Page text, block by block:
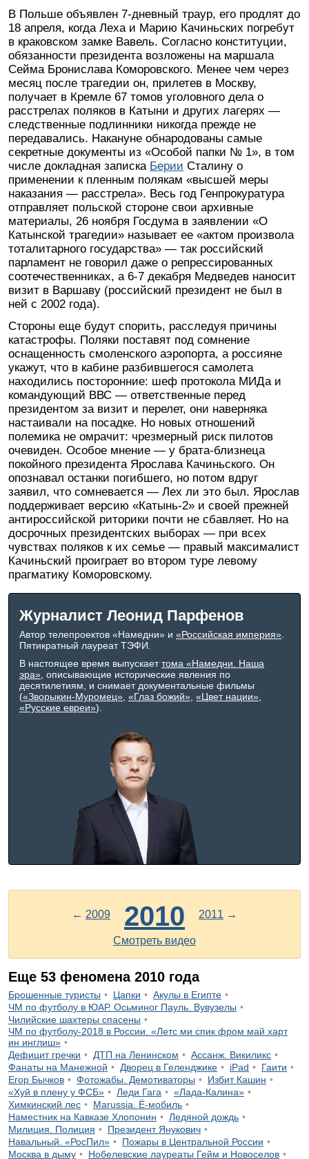
В Польше объявлен 7-дневный траур, его продлят до
18 апреля, когда Леха и Марию Качиньских погребут
в краковском замке Вавель. Согласно конституции,
обязанности президента возложены на маршала
Сейма Бронислава Коморовского. Менее чем через
месяц после трагедии он, прилетев в Москву,
получает в Кремле 67 томов уголовного дела о
расстрелах поляков в Катыни и других лагерях —
следственные подлинники никогда прежде не
передавались. Накануне обнародованы самые
секретные документы из «Особой папки № 1», в том
числе докладная записка Берии Сталину о
применении к пленным полякам «высшей меры
наказания — расстрела». Весь год Генпрокуратура
отправляет польской стороне свои архивные
материалы, 26 ноября Госдума в заявлении «О
Катынской трагедии» называет ее «актом произвола
тоталитарного государства» — так российский
парламент не говорил даже о репрессированных
соотечественниках, а 6-7 декабря Медведев наносит
визит в Варшаву (российский президент не был в
ней с 2002 года).
Стороны еще будут спорить, расследуя причины
катастрофы. Поляки поставят под сомнение
оснащенность смоленского аэропорта, а россияне
укажут, что в кабине разбившегося самолета
находились посторонние: шеф протокола МИДа и
командующий ВВС — ответственные перед
президентом за визит и перелет, они наверняка
настаивали на посадке. Но новых отношений
полемика не омрачит: чрезмерный риск пилотов
очевиден. Особое мнение — у брата-близнеца
покойного президента Ярослава Качиньского. Он
опознавал останки погибшего, но потом вдруг
заявил, что сомневается — Лех ли это был. Ярослав
поддерживает версию «Катынь-2» и своей прежней
антироссийской риторики почти не сбавляет. Но на
досрочных президентских выборах — при всех
чувствах поляков к их семье — правый максималист
Качиньский проиграет во втором туре левому
прагматику Коморовскому.
Журналист Леонид Парфенов
Автор телепроектов «Намедни» и «Российская империя».
Пятикратный лауреат ТЭФИ.
В настоящее время выпускает тома «Намедни. Наша
эра», описывающие исторические явления по
десятилетиям, и снимает документальные фильмы
(«Зворыкин-Муромец», «Глаз божий», «Цвет нации»,
«Русские евреи»).
← 2009 2010 2011 →
Смотреть видео
Еще 53 феномена 2010 года
Брошенные туристы Цапки
Акулы в Египте
ЧМ по футболу в ЮАР. Осьминог Пауль. Вувузелы
Чилийские шахтеры спасены
ЧМ по футболу-2018 в России. «Летс ми спик фром май харт
ин инглиш»
Дефицит гречки
ДТП на Ленинском
Ассанж. Викиликс
Фанаты на Манежной
Дворец в Геленджике iPad
Гаити
Егор Бычков
Фотожабы. Демотиваторы
Избит Кашин
«Хуй в плену у ФСБ»
Леди Гага
«Лада-Калина»
Химкинский лес
Marussia. Ё-мобиль
Наместник на Кавказе Хлопонин
Ледяной дождь
Милиция. Полиция
Президент Янукович
Навальный. «РосПил»
Пожары в Центральной России
Москва в дыму
Нобелевские лауреаты Гейм и Новоселов